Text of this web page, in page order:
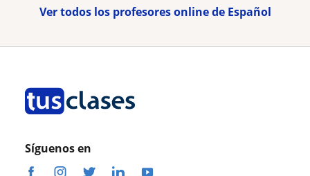
Ver todos los profesores online de Español
Síguenos en